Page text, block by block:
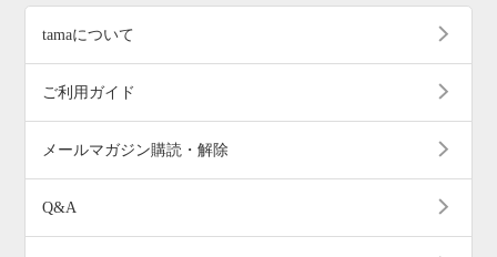
tamaについて
ご利用ガイド
メールマガジン購読・解除
Q&A